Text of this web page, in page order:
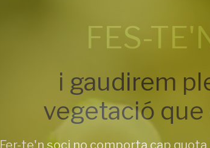
FES-
i gaudirem
vegetació
Fer-te'n soci no comporta cap